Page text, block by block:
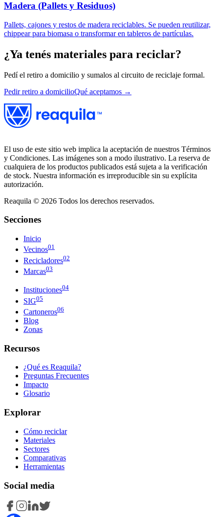
Madera (Pallets y Residuos)
Pallets, cajones y restos de madera reciclables. Se pueden reutilizar,
chippear para biomasa o transformar en tableros de partículas.
¿Ya tenés materiales para reciclar?
Pedí el retiro a domicilio y sumalos al circuito de reciclaje formal.
Pedir retiro a domicilioQué aceptamos →
El uso de este sitio web implica la aceptación de nuestros Términos
y Condiciones. Las imágenes son a modo ilustrativo. La reserva de
cualquiera de los productos publicados está sujeta a la verificación
de stock. Nuestra información es irreproducible sin su explícita
autorización.
Reaquila © 2026 Todos los derechos reservados.
Secciones
Inicio
Vecinos01
Recicladores02
Marcas03
Instituciones04
SIG05
Cartoneros06
Blog
Zonas
Recursos
¿Qué es Reaquila?
Preguntas Frecuentes
Impacto
Glosario
Explorar
Cómo reciclar
Materiales
Sectores
Comparativas
Herramientas
Social media